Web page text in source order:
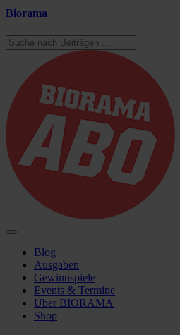
Biorama
Blog
Ausgaben
Gewinnspiele
Events & Termine
Über BIORAMA
Shop